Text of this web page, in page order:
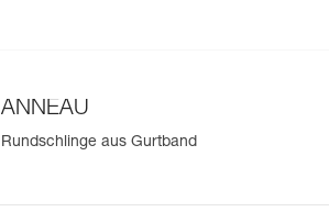
ANNEAU
Rundschlinge aus Gurtband